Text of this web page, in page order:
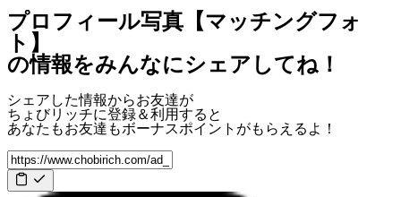
プロフィール写真【マッチングフォ
ト】
の情報をみんなにシェアしてね！
シェアした情報からお友達が
ちょびリッチに登録＆利用すると
あなたもお友達もボーナスポイント がもらえるよ！